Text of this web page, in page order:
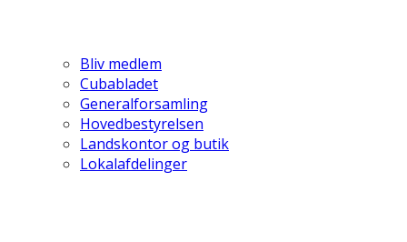
Bliv medlem
Cubabladet
Generalforsamling
Hovedbestyrelsen
Landskontor og butik
Lokalafdelinger